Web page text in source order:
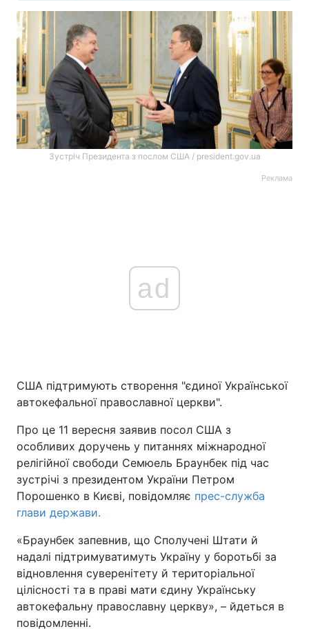
Зустріч Президента з послом США / president.gov.ua
Реклама
ad
США підтримують створення "єдиної Української
автокефальної православної церкви".
Про це 11 вересня заявив посол США з
особливих доручень у питаннях міжнародної
релігійної свободи Семюель Браунбек під час
зустрічі з президентом України Петром
Порошенко в Києві, повідомляє прес-служба
глави держави.
«Браунбек запевнив, що Сполучені Штати й
надалі підтримуватимуть Україну у боротьбі за
відновлення суверенітету й територіальної
цілісності та в праві мати єдину Українську
автокефальну православну церкву», – йдеться в
повідомленні.